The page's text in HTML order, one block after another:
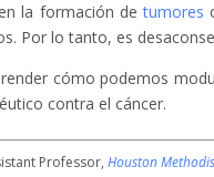
la formación detumores
Por lo tanto, es
cómo podemos
contra el cáncer.
Professor, Houston